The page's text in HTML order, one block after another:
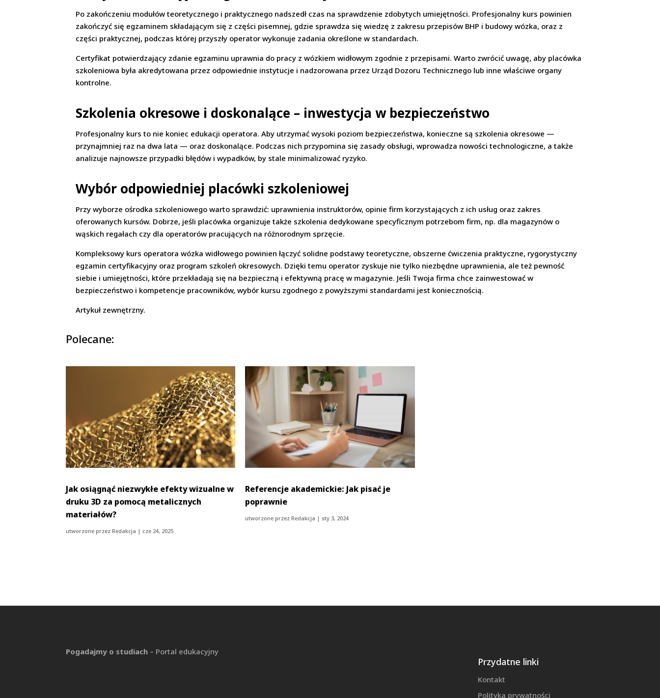
Po zakończeniu modułów teoretycznego i praktycznego nadszedł czas na sprawdzenie zdobytych umiejętności. Profesjonalny kurs powinien
zakończyć się egzaminem składającym się z części pisemnej, gdzie sprawdza się wiedzę z zakresu przepisów BHP i budowy wózka, oraz z
części praktycznej, podczas której przyszły operator wykonuje zadania określone w standardach.
Certyfikat potwierdzający zdanie egzaminu uprawnia do pracy z wózkiem widłowym zgodnie z przepisami. Warto zwrócić uwagę, aby placówka
szkoleniowa była akredytowana przez odpowiednie instytucje i nadzorowana przez Urząd Dozoru Technicznego lub inne właściwe organy
kontrolne.
Szkolenia okresowe i doskonalące – inwestycja w bezpieczeństwo
Profesjonalny kurs to nie koniec edukacji operatora. Aby utrzymać wysoki poziom bezpieczeństwa, konieczne są szkolenia okresowe —
przynajmniej raz na dwa lata — oraz doskonalące. Podczas nich przypomina się zasady obsługi, wprowadza nowości technologiczne, a także
analizuje najnowsze przypadki błędów i wypadków, by stale minimalizować ryzyko.
Wybór odpowiedniej placówki szkoleniowej
Przy wyborze ośrodka szkoleniowego warto sprawdzić: uprawnienia instruktorów, opinie firm korzystających z ich usług oraz zakres
oferowanych kursów. Dobrze, jeśli placówka organizuje także szkolenia dedykowane specyficznym potrzebom firm, np. dla magazynów o
wąskich regałach czy dla operatorów pracujących na różnorodnym sprzęcie.
Kompleksowy kurs operatora wózka widłowego powinien łączyć solidne podstawy teoretyczne, obszerne ćwiczenia praktyczne, rygorystyczny
egzamin certyfikacyjny oraz program szkoleń okresowych. Dzięki temu operator zyskuje nie tylko niezbędne uprawnienia, ale też pewność
siebie i umiejętności, które przekładają się na bezpieczną i efektywną pracę w magazynie. Jeśli Twoja firma chce zainwestować w
bezpieczeństwo i kompetencje pracowników, wybór kursu zgodnego z powyższymi standardami jest koniecznością.
Artykuł zewnętrzny.
Polecane:
Jak osiągnąć niezwykłe efekty wizualne w
druku 3D za pomocą metalicznych
materiałów?
utworzone przezRedakcja | cze 24, 2025
Referencje akademickie: Jak pisać je
poprawnie
utworzone przezRedakcja | sty 3, 2024
Pogadajmy o studiach – Portal edukacyjny
Przydatne linki
Kontakt
Polityka prywatności